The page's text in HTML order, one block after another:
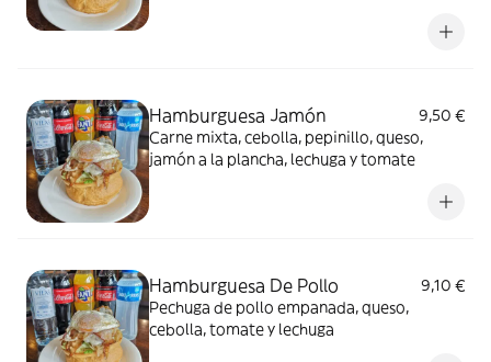
Hamburguesa Jamón
9,50 €
Carne mixta, cebolla, pepinillo, queso,
jamón a la plancha, lechuga y tomate
Hamburguesa De Pollo
9,10 €
Pechuga de pollo empanada, queso,
cebolla, tomate y lechuga